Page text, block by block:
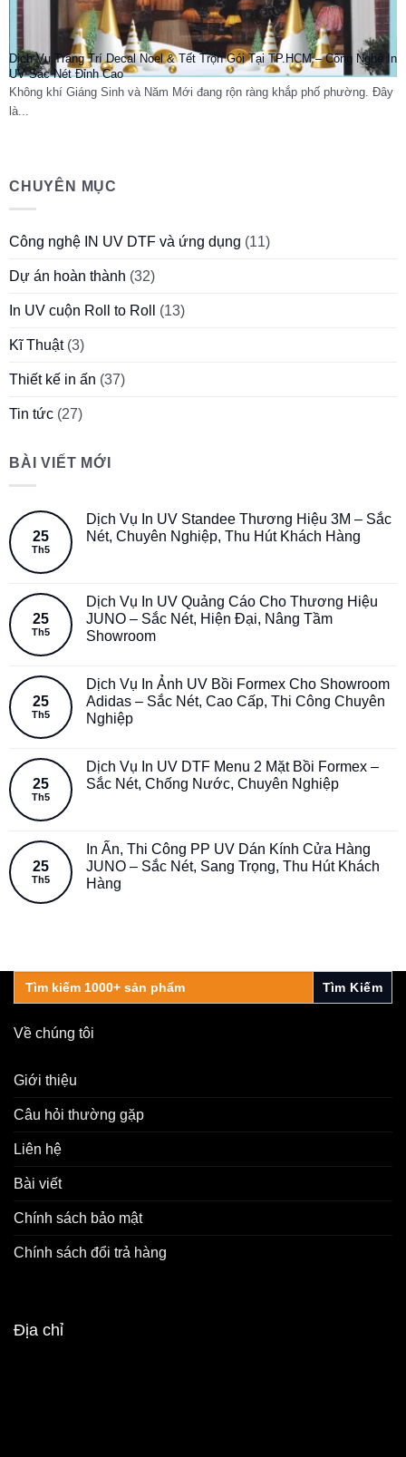
Dịch Vụ Trang Trí Decal Noel & Tết Trọn Gói Tại TP.HCM – Công Nghệ In
UV Sắc Nét Đỉnh Cao
Không khí Giáng Sinh và Năm Mới đang rộn ràng khắp phố phường. Đây
là...
CHUYÊN MỤC
Công nghệ IN UV DTF và ứng dụng (11)
Dự án hoàn thành (32)
In UV cuộn Roll to Roll (13)
Kĩ Thuật(3)
Thiết kế in ấn (37)
Tin tức (27)
BÀI VIẾT MỚI
25
Th5
Dịch Vụ In UV Standee Thương Hiệu 3M – Sắc
Nét, Chuyên Nghiệp, Thu Hút Khách Hàng
25
Th5
Dịch Vụ In UV Quảng Cáo Cho Thương Hiệu
JUNO – Sắc Nét, Hiện Đại, Nâng Tầm
Showroom
25
Th5
Dịch Vụ In Ảnh UV Bồi Formex Cho Showroom
Adidas – Sắc Nét, Cao Cấp, Thi Công Chuyên
Nghiệp
25
Th5
Dịch Vụ In UV DTF Menu 2 Mặt Bồi Formex –
Sắc Nét, Chống Nước, Chuyên Nghiệp
25
Th5
In Ấn, Thi Công PP UV Dán Kính Cửa Hàng
JUNO – Sắc Nét, Sang Trọng, Thu Hút Khách
Hàng
Search
for:
Về chúng tôi
Giới thiệu
Câu hỏi thường gặp
Liên hệ
Bài viết
Chính sách bảo mật
Chính sách đổi trả hàng
Địa chỉ